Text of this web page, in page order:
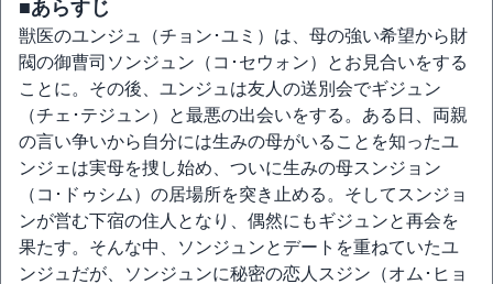
■あらすじ
獣医のユンジュ（チョン･ユミ）は、母の強い希望から財
閥の御曹司ソンジュン（コ･セウォン）とお見合いをする
ことに。その後、ユンジュは友人の送別会でギジュン
（チェ･テジュン）と最悪の出会いをする。ある日、両親
の言い争いから自分には生みの母がいることを知ったユ
ンジェは実母を捜し始め、ついに生みの母スンジョン
（コ･ドゥシム）の居場所を突き止める。そしてスンジョ
ンが営む下宿の住人となり、偶然にもギジュンと再会を
果たす。そんな中、ソンジュンとデートを重ねていたユ
ンジュだが、ソンジュンに秘密の恋人スジン（オム･ヒョ